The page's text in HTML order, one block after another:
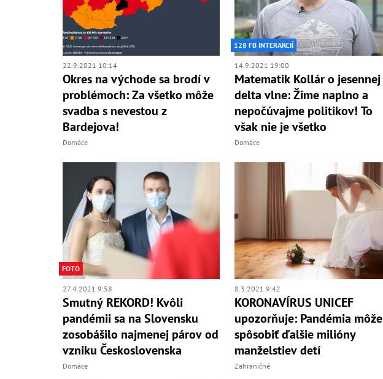
22.9.2021 10:14
Okres na východe sa brodí v
problémoch: Za všetko môže
svadba s nevestou z
Bardejova!
Domáce
128 FB INTERAKCIÍ
14.9.2021 19:00
Matematik Kollár o jesennej
delta vlne: Žime naplno a
nepočúvajme politikov! To
však nie je všetko
Domáce
FOTO
27.4.2021 9:58
Smutný REKORD! Kvôli
pandémii sa na Slovensku
zosobášilo najmenej párov od
vzniku Československa
Domáce
8.3.2021 9:42
KORONAVÍRUS UNICEF
upozorňuje: Pandémia môže
spôsobiť ďalšie milióny
manželstiev detí
Zahraničné